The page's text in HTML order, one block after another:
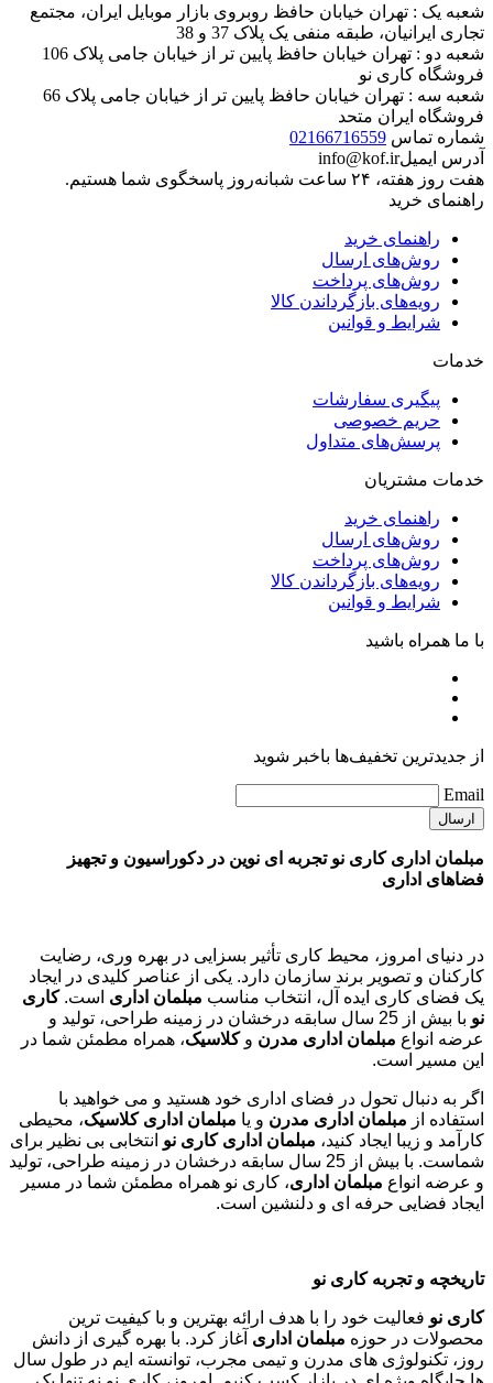
شعبه یک : تهران خیابان حافظ روبروی بازار موبایل ایران، مجتمع
تجاری ایرانیان، طبقه منفی یک پلاک 37 و 38
شعبه دو : تهران خیابان حافظ پایین تر از خیابان جامی پلاک 106
فروشگاه کاری نو
شعبه سه : تهران خیابان حافظ پایین تر از خیابان جامی پلاک 66
فروشگاه ایران متحد
شماره تماس 02166716559
آدرس ایمیلinfo@kof.ir
هفت روز هفته، ۲۴ ساعت شبانه‌روز پاسخگوی شما هستیم.
راهنمای خرید
راهنمای خرید
روش‌های ارسال
روش‌های پرداخت
رویه‌های بازگرداندن کالا
شرایط و قوانین
خدمات
پیگیری سفارشات
حریم خصوصی
پرسش‌های متداول
خدمات مشتریان
راهنمای خرید
روش‌های ارسال
روش‌های پرداخت
رویه‌های بازگرداندن کالا
شرایط و قوانین
با ما همراه باشید
از جدیدترین تخفیف‌ها باخبر شوید
Email
مبلمان اداری کاری نو تجربه ای نوین در دکوراسیون و تجهیز
فضاهای اداری
در دنیای امروز، محیط کاری تأثیر بسزایی در بهره وری، رضایت
کارکنان و تصویر برند سازمان دارد. یکی از عناصر کلیدی در ایجاد
یک فضای کاری ایده آل، انتخاب مناسب مبلمان اداری است.کاری
نو
با بیش از 25 سال سابقه درخشان در زمینه طراحی، تولید و
عرضه انواع مبلمان اداری مدرن وکلاسیک، همراه مطمئن شما در
این مسیر است.
اگر به دنبال تحول در فضای اداری خود هستید و می خواهید با
استفاده از مبلمان اداری مدرن و یا مبلمان اداری کلاسیک، محیطی
کارآمد و زیبا ایجاد کنید، مبلمان اداری کاری نو انتخابی بی نظیر برای
شماست. با بیش از 25 سال سابقه درخشان در زمینه طراحی، تولید
و عرضه انواع مبلمان اداری، کاری نو همراه مطمئن شما در مسیر
ایجاد فضایی حرفه ای و دلنشین است.
تاریخچه و تجربه کاری نو
کاری نو فعالیت خود را با هدف ارائه بهترین و با کیفیت ترین
محصولات در حوزه مبلمان اداری آغاز کرد. با بهره گیری از دانش
روز، تکنولوژی های مدرن و تیمی مجرب، توانسته ایم در طول سال